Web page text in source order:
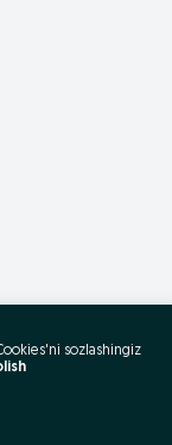
sozlashingiz